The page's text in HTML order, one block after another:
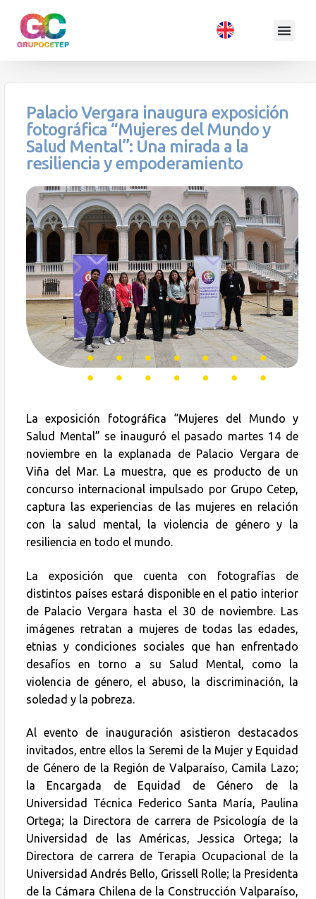
Palacio Vergara inaugura exposición
fotográfica “Mujeres del Mundo y
Salud Mental”: Una mirada a la
resiliencia y empoderamiento
La exposición fotográfica “Mujeres del Mundo y
Salud Mental” se inauguró el pasado martes 14 de
noviembre en la explanada de Palacio Vergara de
Viña del Mar. La muestra, que es producto de un
concurso internacional impulsado por Grupo Cetep,
captura las experiencias de las mujeres en relación
con la salud mental, la violencia de género y la
resiliencia en todo el mundo.
La exposición que cuenta con fotografías de
distintos países estará disponible en el patio interior
de Palacio Vergara hasta el 30 de noviembre. Las
imágenes retratan a mujeres de todas las edades,
etnias y condiciones sociales que han enfrentado
desafíos en torno a su Salud Mental, como la
violencia de género, el abuso, la discriminación, la
soledad y la pobreza.
Al evento de inauguración asistieron destacados
invitados, entre ellos la Seremi de la Mujer y Equidad
de Género de la Región de Valparaíso, Camila Lazo;
la Encargada de Equidad de Género de la
Universidad Técnica Federico Santa María, Paulina
Ortega; la Directora de carrera de Psicología de la
Universidad de las Américas, Jessica Ortega; la
Directora de carrera de Terapia Ocupacional de la
Universidad Andrés Bello, Grissell Rolle; la Presidenta
de la Cámara Chilena de la Construcción Valparaíso,